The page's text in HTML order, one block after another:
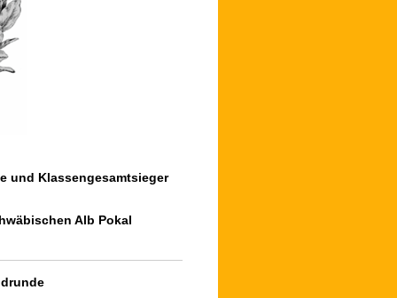
und Klassengesamtsieger
Alb Pokal